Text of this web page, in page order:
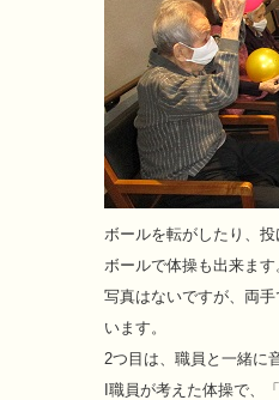
ボールを転がしたり、
ボールで体操も出来ます
写真はないですが、両
います。
2つ目は、職員と一緒に
I職員が考えた体操で、